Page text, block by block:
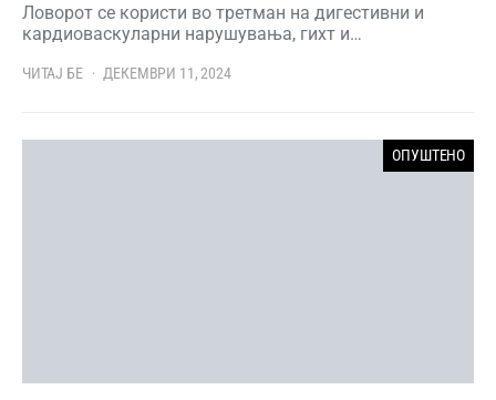
Ловорот се користи во третман на дигестивни и
кардиоваскуларни нарушувања, гихт и…
ЧИТАЈ БЕ ДЕКЕМВРИ 11, 2024
ОПУШТЕНО